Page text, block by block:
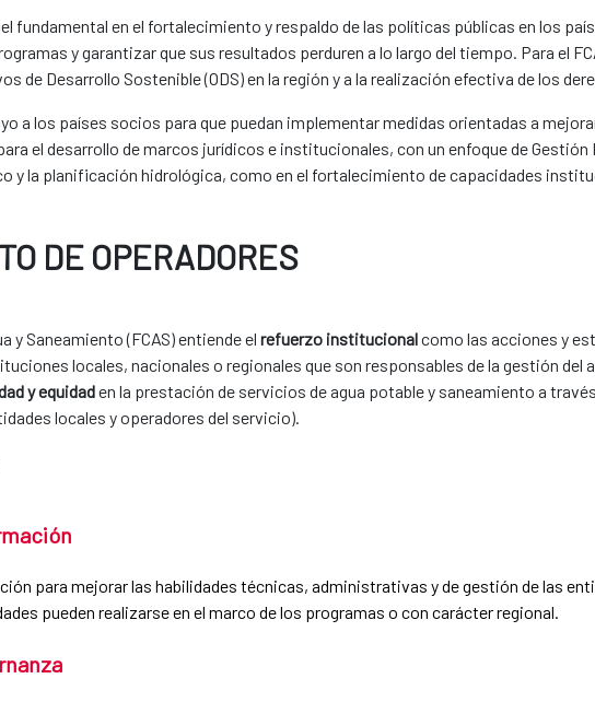
fundamental en el fortalecimiento y respaldo de las políticas públicas en los
y garantizar que sus resultados perduren a lo largo del tiempo. Para el
de Desarrollo Sostenible (ODS) en la región y a la realización efectiva de los
a los países socios para que puedan implementar medidas orientadas a
el desarrollo de marcos jurídicos e institucionales, con un enfoque de
y la planificación hidrológica, como en el fortalecimiento de capacidades
DE OPERADORES
y Saneamiento (FCAS) entiende el refuerzo institucionalcomo las acciones y
locales, nacionales o regionales que son responsables de la gestión
y equidaden la prestación de servicios de agua potable y saneamiento a
locales y operadores del servicio).
para mejorar las habilidades técnicas, administrativas y de gestión de las
pueden realizarse en el marco de los programas o con carácter regional.